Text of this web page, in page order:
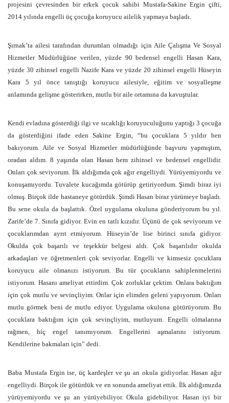
projesini çevresinden bir erkek çocuk sahibi Mustafa-Sakine Ergin çifti,
2014 yılında engelli üç çocuğa koruyucu ailelik yapmaya başladı.
Şırnak’ta ailesi tarafından durumları olmadığı için Aile Çalışma Ve Sosyal
Hizmetler Müdürlüğüne verilen, yüzde 90 bedensel engelli Hasan Kara,
yüzde 30 zihinsel engelli Nazife Kara ve yüzde 20 zihinsel engelli Hüseyin
Kara 5 yıl önce tanıştığı koruyucu ailesiyle, eğitim ve sosyalleşme
anlamında gelişme gösterirken, mutlu bir aile ortamına da kavuştular.
Kendi evladına gösterdiği ilgi ve sıcaklığı koruyuculuğunu yaptığı 3 çocuğa
da gösterdiğini ifade eden Sakine Ergin, “bu çocuklara 5 yıldır ben
bakıyorum. Aile ve Sosyal Hizmetler müdürlüğünde başvuru yapmıştım,
oradan aldım. 8 yaşında olan Hasan hem zihinsel ve bedensel engellidir.
Onları çok seviyorum. İlk aldığımda çok ağır engelliydi. Yürüyemiyordu ve
konuşamıyordu. Tuvalete kucağımda götürüp getiriyordum. Şimdi biraz iyi
olmuş. Birçok ilde hastaneye götürdük. Şimdi Hasan biraz yürümeye başladı.
Bu sene okula da başlattık. Özel uygulama okuluna gönderiyorum bu yıl.
Zarife’de 7. Sınıfa gidiyor. Evin en tatlı kızıdır. Üçünü de çok seviyorum ve
çocuklarımdan ayrıt etmiyorum. Hüseyin’de lise birinci sınıfa gidiyor.
Okulda çok başarılı ve teşekkür belgesi aldı. Çok başarılıdır okulda
arkadaşları ve öğretmenleri çok seviyorlar. Engelli ve kimsesiz çocuklara
koruyucu aile olmanızı istiyorum. Bu tür çocukların sahiplenmelerini
istiyorum. Hasanı ameliyat ettirdim. Çok zorluklar çektim. Onlara baktığım
için çok mutlu ve sevinçliyim. Onlar için elimden geleni yapıyorum. Onları
mutlu görmek beni de mutlu ediyor. Uygulama okuluna götürüyorum. Bu
çocuklara baktığım için çok sevinçliyim, mutluyum. Engelli olmalarına
rağmen, hiç engel tanımıyorum. Engellerini aşmalarını istiyorum.
Kendilerine bakmaları için” dedi.
Baba Mustafa Ergin ise, üç kardeşler ve şu an okula gidiyorlar. Hasan ağır
engelliydi. Birçok ile götürdük ve en sonunda ameliyat ettik. İlk aldığımızda
yürüyemiyordu ve şu an yürüyebiliyor. Okula gidebiliyor. Hasan iyi bir